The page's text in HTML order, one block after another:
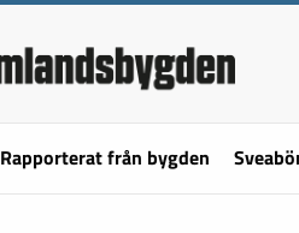
Rapporterat från bygden